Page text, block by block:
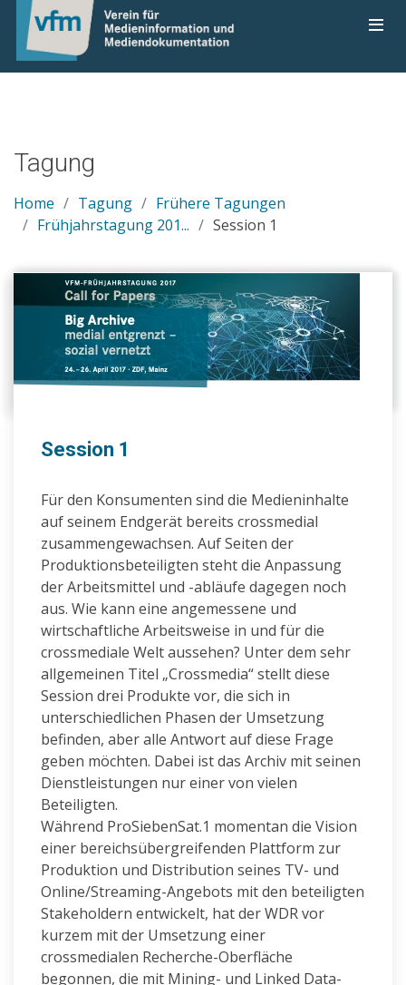
Tagung
Home Tagung
Frühere Tagungen
Frühjahrstagung 201...
Session 1
Session 1
Für den Konsumenten sind die Medieninhalte
auf seinem Endgerät bereits crossmedial
zusammengewachsen. Auf Seiten der
Produktionsbeteiligten steht die Anpassung
der Arbeitsmittel und -abläufe dagegen noch
aus. Wie kann eine angemessene und
wirtschaftliche Arbeitsweise in und für die
crossmediale Welt aussehen? Unter dem sehr
allgemeinen Titel „Crossmedia“ stellt diese
Session drei Produkte vor, die sich in
unterschiedlichen Phasen der Umsetzung
befinden, aber alle Antwort auf diese Frage
geben möchten. Dabei ist das Archiv mit seinen
Dienstleistungen nur einer von vielen
Beteiligten.
Während ProSiebenSat.1 momentan die Vision
einer bereichsübergreifenden Plattform zur
Produktion und Distribution seines TV- und
Online/Streaming-Angebots mit den beteiligten
Stakeholdern entwickelt, hat der WDR vor
kurzem mit der Umsetzung einer
crossmedialen Recherche-Oberfläche
begonnen, die mit Mining- und Linked Data-